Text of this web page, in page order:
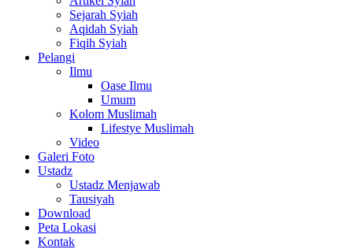
Sejarah Syiah
Aqidah Syiah
Fiqih Syiah
Pelangi
Ilmu
Oase Ilmu
Umum
Kolom Muslimah
Lifestye Muslimah
Video
Galeri Foto
Ustadz
Ustadz Menjawab
Tausiyah
Download
Peta Lokasi
Kontak